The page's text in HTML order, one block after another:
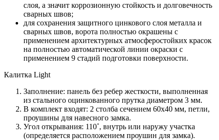
слоя, а значит коррозионную стойкость и долговечность
сварных швов;
для сохранения защитного цинкового слоя металла и
сварных швов, ворота полностью окрашены с
применением архитектурных атмосферостойких красок
на полностью автоматической линии окраски с
применением 9 стадий подготовки поверхности.
Калитка Light
Заполнение: панель без ребер жесткости, выполненная
из стального оцинкованного прутка диаметром 3 мм.
В комплект входят: 2 столба сечением 60х40 мм, петли,
проушины для навесного замка.
Угол открывания: 110˚, внутрь или наружу участка
(определяется расположением проушин для замка).